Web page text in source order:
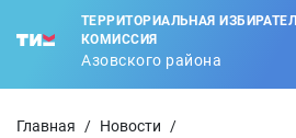
ТЕРРИТОРИАЛЬНАЯ
КОМИССИЯ
Азовского района
Главная / Новости
/